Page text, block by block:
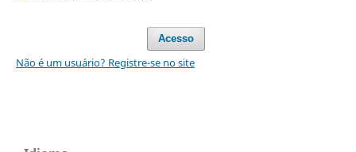
Acesso
Não é um usuário? Registre-se no site